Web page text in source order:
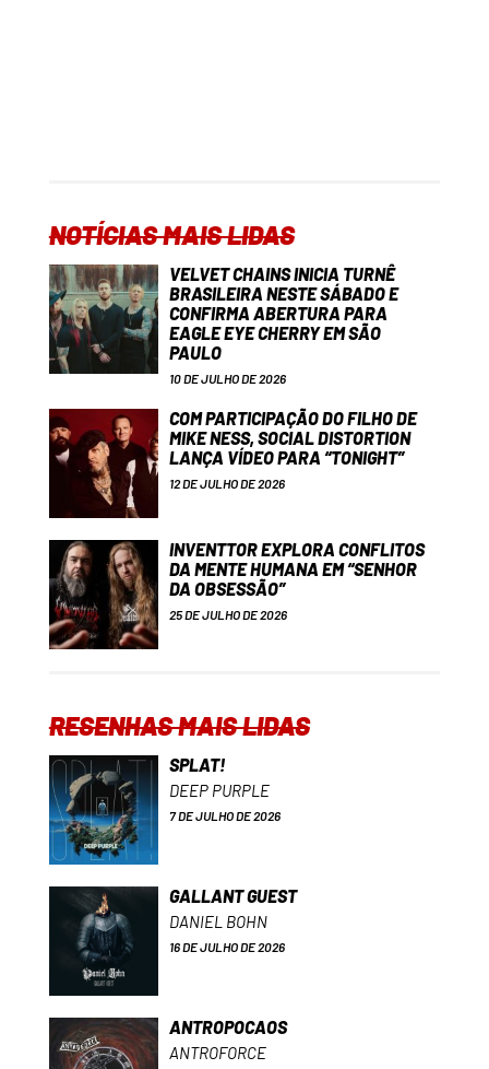
NOTÍCIAS MAIS LIDAS
VELVET CHAINS INICIA TURNÊ
BRASILEIRA NESTE SÁBADO E
CONFIRMA ABERTURA PARA
EAGLE EYE CHERRY EM SÃO
PAULO
10 DE JULHO DE 2026
COM PARTICIPAÇÃO DO FILHO DE
MIKE NESS, SOCIAL DISTORTION
LANÇA VÍDEO PARA “TONIGHT”
12 DE JULHO DE 2026
INVENTTOR EXPLORA CONFLITOS
DA MENTE HUMANA EM “SENHOR
DA OBSESSÃO”
25 DE JULHO DE 2026
RESENHAS MAIS LIDAS
SPLAT!
DEEP PURPLE
7 DE JULHO DE 2026
GALLANT GUEST
DANIEL BOHN
16 DE JULHO DE 2026
ANTROPOCAOS
ANTROFORCE